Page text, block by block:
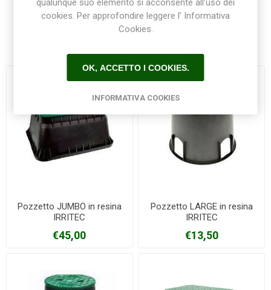
Pozzetto JUMBO in resina
IRRITEC
€45,00
Pozzetto LARGE in resina
IRRITEC
€13,50
qualunque suo elemento si acconsente all’uso dei
cookies. Per approfondire leggere l’ Informativa
Cookies.
OK, ACCETTO I COOKIES.
INFORMATIVA COOKIES